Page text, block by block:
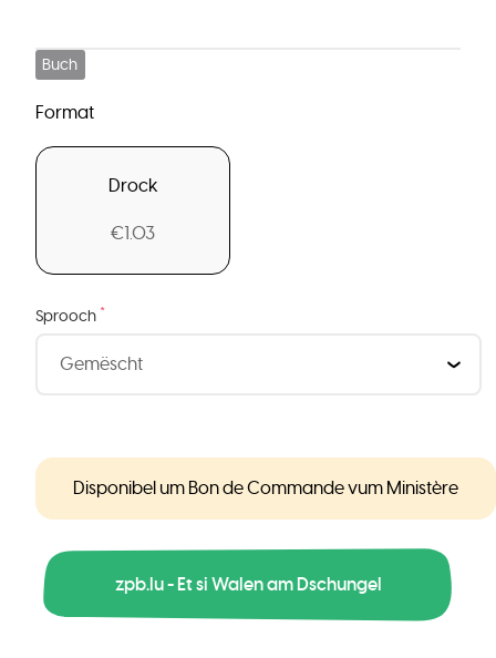
Buch
Format
Drock
€1.03
Sprooch *
Disponibel um Bon de Commande vum Ministère
zpb.lu - Et si Walen am Dschungel